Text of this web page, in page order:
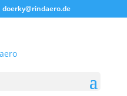
doerky@rindaero.de